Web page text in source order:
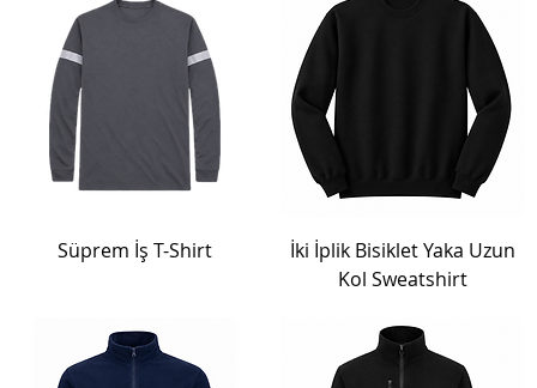
Süprem İş T-Shirt
İki İplik Bisiklet Yaka Uzun
Kol Sweatshirt